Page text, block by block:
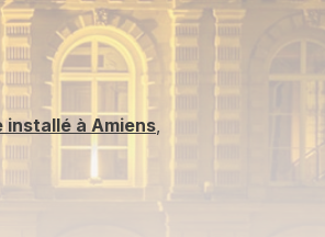
installé à Amiens,